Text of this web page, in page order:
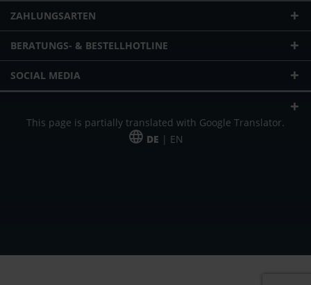
ZAHLUNGSARTEN
BERATUNGS- & BESTELLHOTLINE
SOCIAL MEDIA
This page is partially translated with Google Translator.
DE | EN